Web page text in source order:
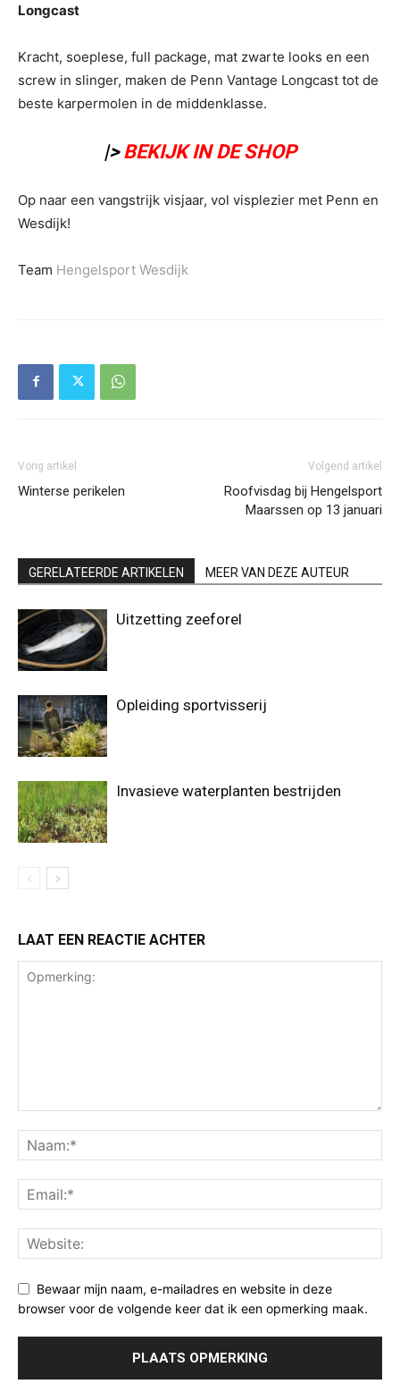
Longcast
Kracht, soeplese, full package, mat zwarte looks en een
screw in slinger, maken de Penn Vantage Longcast tot de
beste karpermolen in de middenklasse.
|> BEKIJK IN DE SHOP
Op naar een vangstrijk visjaar, vol visplezier met Penn en
Wesdijk!
Team Hengelsport Wesdijk
Vorig artikel
Winterse perikelen
Volgend artikel
Roofvisdag bij Hengelsport
Maarssen op 13 januari
GERELATEERDE ARTIKELEN MEER VAN DEZE AUTEUR
Uitzetting zeeforel
Opleiding sportvisserij
Invasieve waterplanten bestrijden
LAAT EEN REACTIE ACHTER
Bewaar mijn naam, e-mailadres en website in deze
browser voor de volgende keer dat ik een opmerking maak.